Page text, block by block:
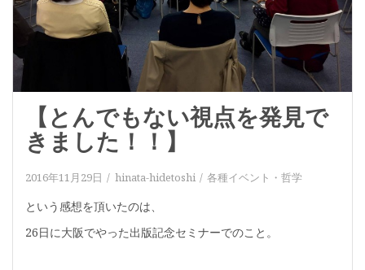
【とんでもない視点を発見で
きました！！】
2016年11月29日 hinata-hidetoshi 各種イベント ・ 哲学
という感想を頂いたのは、
26日に大阪でやった出版記念セミナーでのこと。